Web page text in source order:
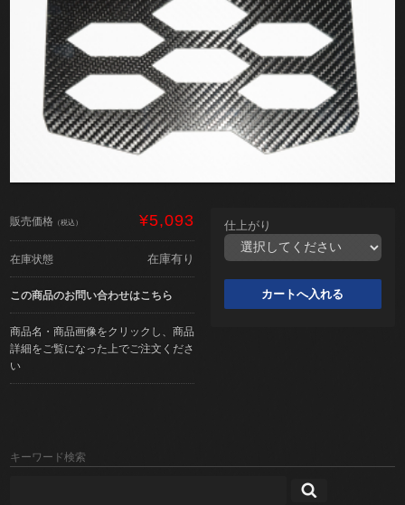
販売価格 （税込） ¥5,093
在庫状態 在庫有り
この商品のお問い合わせはこちら
商品名・商品画像をクリックし、商品
詳細をご覧になった上でご注文くださ
い
仕上がり
キーワード検索